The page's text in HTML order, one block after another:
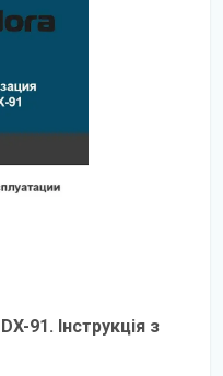
91. Інструкція з